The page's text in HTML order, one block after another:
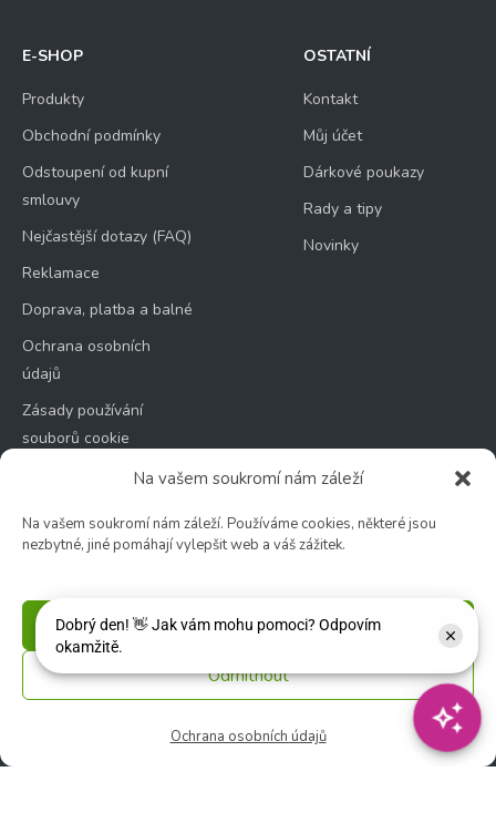
Na vašem soukromí nám záleží
Na vašem soukromí nám záleží. Používáme cookies, některé jsou
nezbytné, jiné pomáhají vylepšit web a váš zážitek.
Příjmout
Odmítnout
Ochrana osobních údajů
E-SHOP
Produkty
Obchodní podmínky
Odstoupení od kupní
smlouvy
Nejčastější dotazy (FAQ)
Reklamace
Doprava, platba a balné
Ochrana osobních
údajů
Zásady používání
souborů cookie
OSTATNÍ
Kontakt
Můj účet
Dárkové poukazy
Rady a tipy
Novinky
🕑 Pá – So: 9:00 – 18:00
🕑 Ut – Pá: 9:00 - 12:00 │ 13:00 - 17:00